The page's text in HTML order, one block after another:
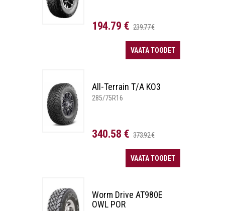
194.79 € 239.77 €
VAATA TOODET
All-Terrain T/A KO3
285/75R16
340.58 € 373.92 €
VAATA TOODET
Worm Drive AT980E
OWL POR